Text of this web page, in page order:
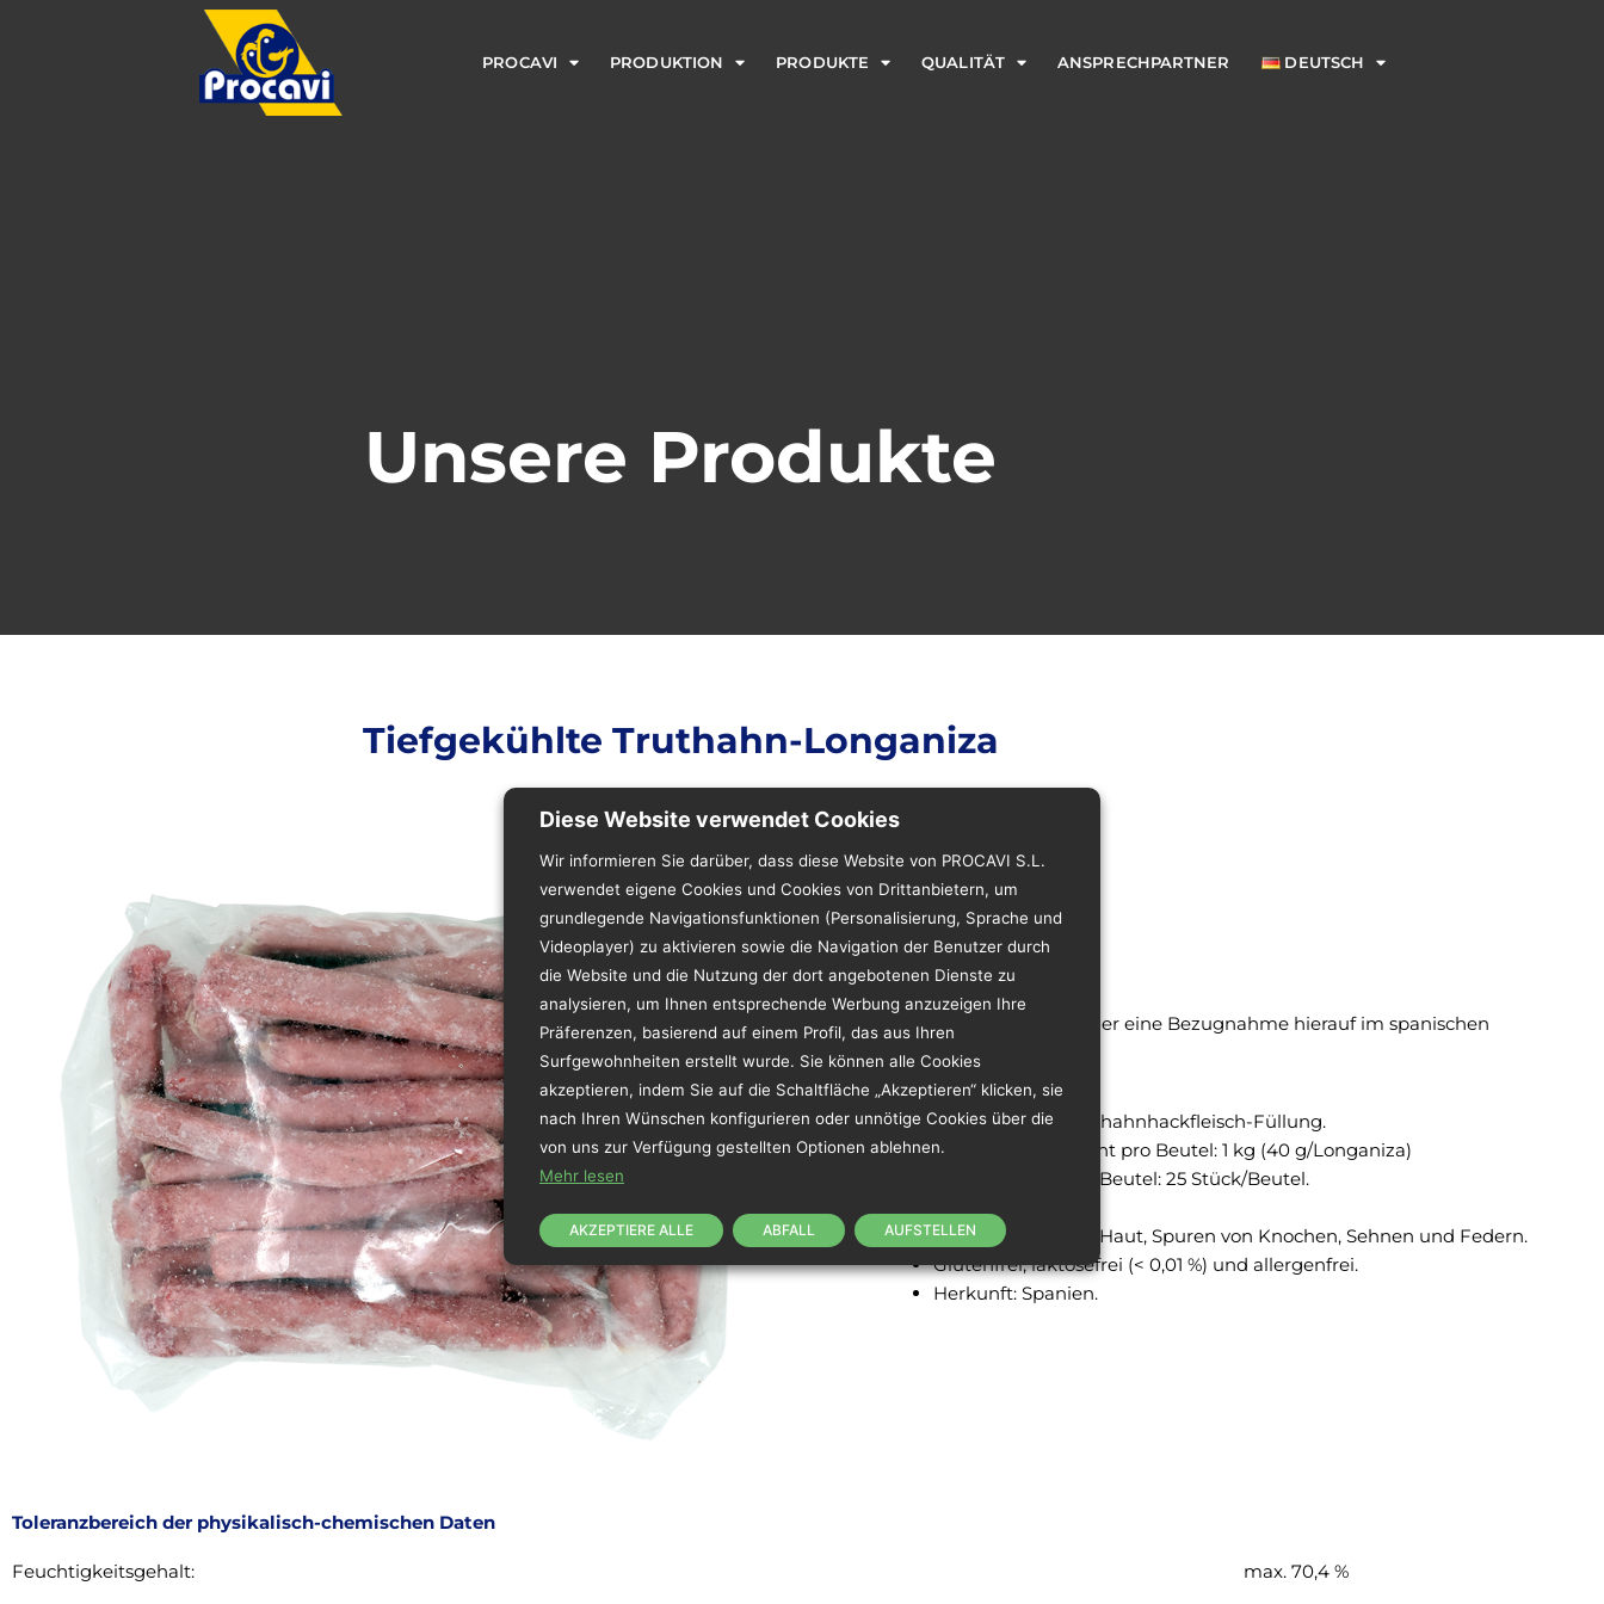
PROCAVI PRODUKTION PRODUKTE QUALITÄT ANSPRECHPARTNER DEUTSCH
Unsere Produkte
Tiefgekühlte Truthahn-Longaniza
Produktbeschreibung
Es gilt der Produktname oder eine Bezugnahme hierauf im spanischen
Wortlaut.
Hartwurst mit Truthahnhackfleisch-Füllung.
Ungefähres Gewicht pro Beutel: 1 kg (40 g/Longaniza)
Thermogeformter Beutel: 25 Stück/Beutel.
Ohne Hämatome, Haut, Spuren von Knochen, Sehnen und Federn.
Glutenfrei, laktosefrei (< 0,01 %) und allergenfrei.
Herkunft: Spanien.
Toleranzbereich der physikalisch-chemischen Daten
Feuchtigkeitsgehalt:
max. 70,4 %
Diese Website verwendet Cookies
Wir informieren Sie darüber, dass diese Website von PROCAVI S.L.
verwendet eigene Cookies und Cookies von Drittanbietern, um
grundlegende Navigationsfunktionen (Personalisierung, Sprache und
Videoplayer) zu aktivieren sowie die Navigation der Benutzer durch
die Website und die Nutzung der dort angebotenen Dienste zu
analysieren, um Ihnen entsprechende Werbung anzuzeigen Ihre
Präferenzen, basierend auf einem Profil, das aus Ihren
Surfgewohnheiten erstellt wurde. Sie können alle Cookies
akzeptieren, indem Sie auf die Schaltfläche „Akzeptieren“ klicken, sie
nach Ihren Wünschen konfigurieren oder unnötige Cookies über die
von uns zur Verfügung gestellten Optionen ablehnen.
Mehr lesen
AKZEPTIERE ALLE ABFALL AUFSTELLEN